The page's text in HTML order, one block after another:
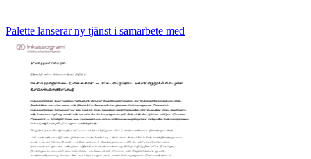
Palette lanserar ny tjänst i samarbete med